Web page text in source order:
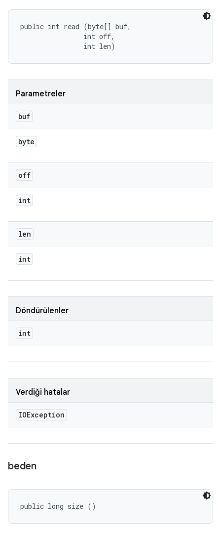
public int read (byte[] buf,
                int off,
                int len)
Parametreler
buf
byte
off
int
len
int
Döndürülenler
int
Verdiği hatalar
IOException
beden
public long size ()